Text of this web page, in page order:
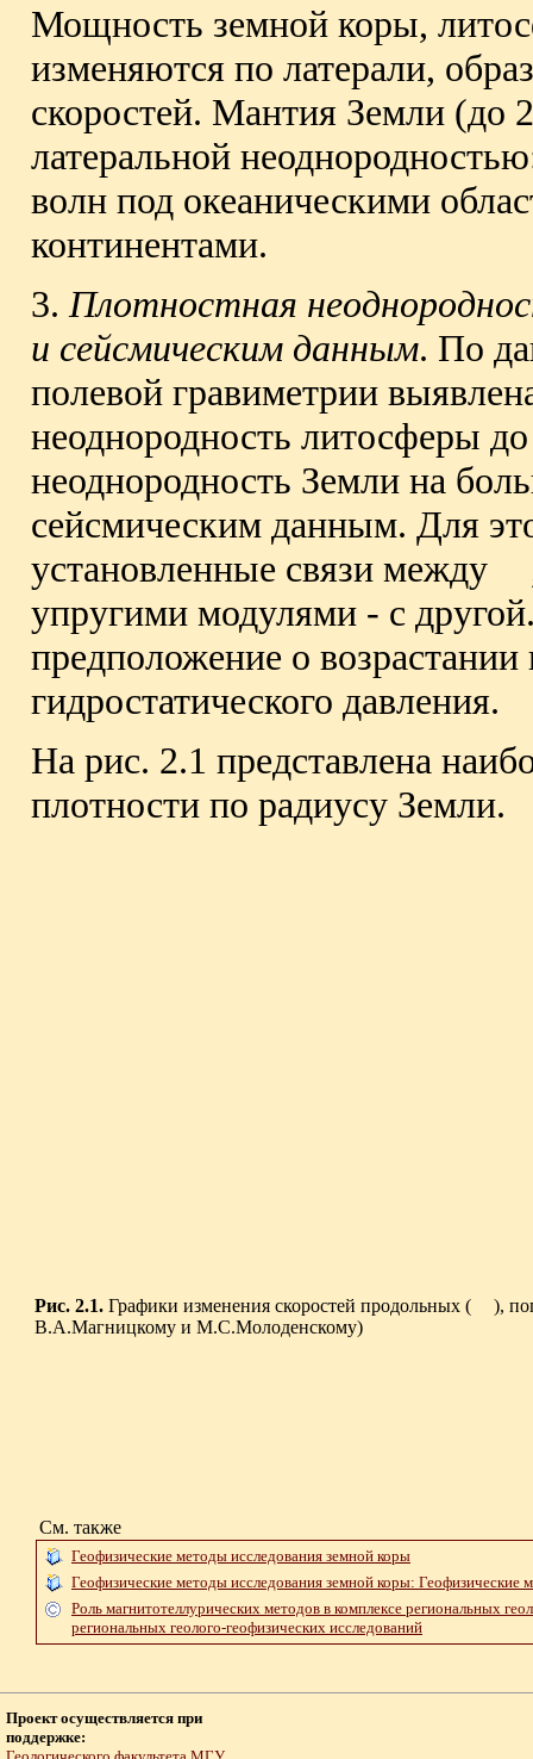
Мощность земной коры,
изменяются по латерали,
скоростей. Мантия Земли (до
латеральной
волн под океаническими
континентами.
3. Плотностная
и сейсмическим данным. По
полевой гравиметрии
неоднородность литосферы
неоднородность Земли на
сейсмическим данным. Для
установленные связи между
упругими модулями - с
предположение о
гидростатического давления.
На рис. 2.1 представлена
плотности по радиусу Земли.
Рис. 2.1. Графики изменения скоростей продольных (
),
В.А.Магницкому и М.С.Молоденскому)
См. также
Геофизические методы исследования земной коры
Геофизические методы исследования земной коры: Геофизические
Роль магнитотеллурических методов в комплексе региональных
региональных геолого-геофизических исследований
Проект осуществляется при
поддержке: